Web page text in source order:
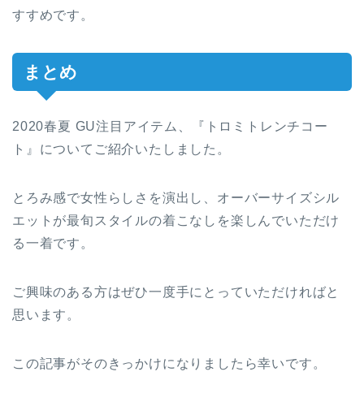
すすめです。
まとめ
2020春夏 GU注目アイテム、『トロミトレンチコー
ト』についてご紹介いたしました。
とろみ感で女性らしさを演出し、オーバーサイズシル
エットが最旬スタイルの着こなしを楽しんでいただけ
る一着です。
ご興味のある方はぜひ一度手にとっていただければと
思います。
この記事がそのきっかけになりましたら幸いです。